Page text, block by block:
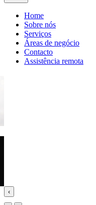
Home
Sobre nós
Serviços
Áreas de negócio
Contacto
Assistência remota
‹